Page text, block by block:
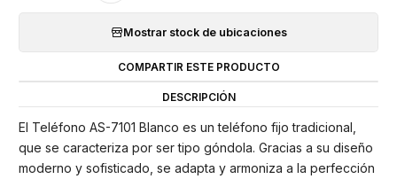
Mostrar stock de ubicaciones
COMPARTIR ESTE PRODUCTO
DESCRIPCIÓN
El Teléfono AS-7101 Blanco es un teléfono fijo tradicional,
que se caracteriza por ser tipo góndola. Gracias a su diseño
moderno y sofisticado, se adapta y armoniza a la perfección